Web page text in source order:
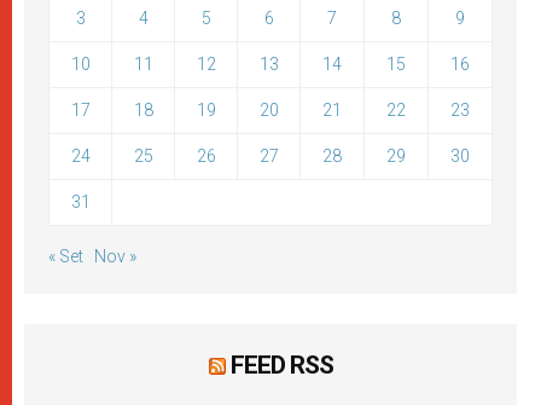
3 4 5 6 7 8 9
10 11 12 13 14 15 16
17 18 19 20 21 22 23
24 25 26 27 28 29 30
31
« Set Nov »
FEED RSS